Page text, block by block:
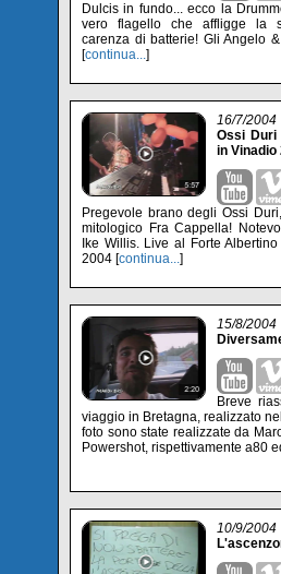
Dulcis in fundo... ecco la
vero flagello che affligge la
carenza di batterie! Gli Angelo
[continua...]
16/7/2004
Ossi Duri
in Vinadio
Pregevole brano degli Ossi
mitologico Fra Cappella!
Ike Willis. Live al Forte
2004 [continua...]
15/8/2004
Breve
viaggio in Bretagna, realizzato
foto sono state realizzate da
Powershot, rispettivamente a80
10/9/2004